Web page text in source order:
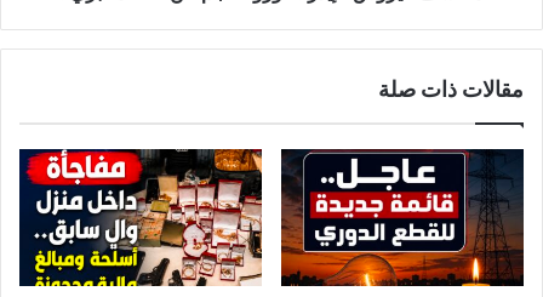
ل
ل
ك
ي
و
مقالات ذات صلة